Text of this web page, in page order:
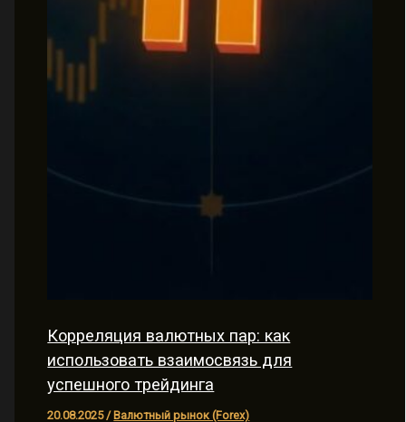
Корреляция валютных пар: как
использовать взаимосвязь для
успешного трейдинга
20.08.2025 /Валютный рынок (Forex)